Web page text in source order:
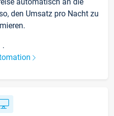
den Umsatz pro Nacht zu
.